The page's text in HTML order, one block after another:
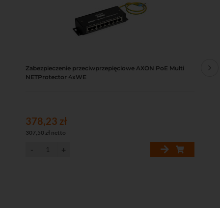
Zabezpieczenie przeciwprzepięciowe AXON PoE Multi
NETProtector 4xWE
378,23 zł
307,50 zł netto